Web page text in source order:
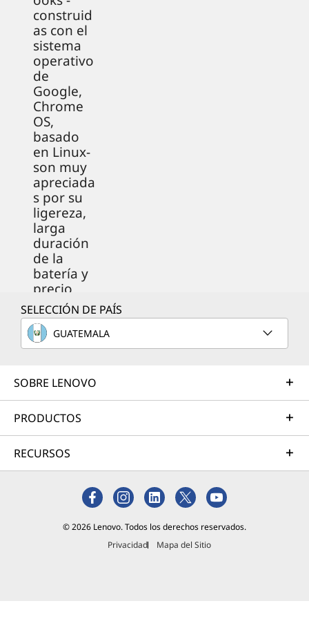
construid
as con el
sistema
operativo
de
Google,
Chrome
OS,
basado
en Linux-
son muy
apreciada
s por su
ligereza,
larga
duración
de la
batería y
precio
asequible
. ¿Qué te
parece
una
ook con
una
distribuci
ón Linux
completa
? Para
muchos
usuarios,
ambos
SELECCIÓN DE PAÍS
GUATEMALA
SOBRE LENOVO
PRODUCTOS
RECURSOS
© 2026 Lenovo. Todos los derechos reservados.
Privacidad
Mapa del Sitio